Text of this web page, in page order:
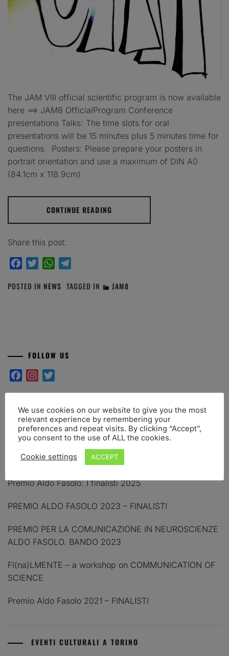
The JAM VIII official scientific program is now available
here ==> JAM8 OfficialProgram Conference
presentations Talks: The time slots for oral
presentations will be 15 minutes plus 5 minutes time for
questions. Posters: Please prepare your posters in
portrait orientation and use a maximum of DIN A0
(84.1cm x 118.9cm)
CONTINUE READING
Share this post:
FacebookTwitterWhatsApp
POSTED IN NEWS TAGGED IN JAM8
FOLLOW US
FacebookInstagram
UPCOMING INTO BRAIN EVENTS
RECENT POSTS
Premio Aldo Fasolo: I finalisti 2025
PREMIO ALDO FASOLO 2023 – FINALISTI
PREMIO PER LA COMUNICAZIONE IN NEUROSCIENZE
ALDO FASOLO. BANDO 2023
FI(na)LMENTE – a workshop on COMMUNICATION OF
SCIENCE
Premio Aldo Fasolo 2021 – FINALISTI
EVENTI CULTURALI A TORINO
We use cookies on our website to give you the most
relevant experience by remembering your
preferences and repeat visits. By clicking “Accept”,
you consent to the use of ALL the cookies.
Cookie settings ACCEPT